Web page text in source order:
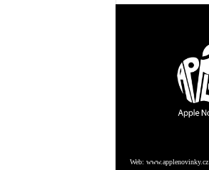
Web: www.applenovinky.cz